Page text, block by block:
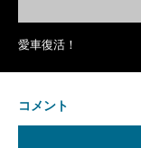
愛車復活！
コメント